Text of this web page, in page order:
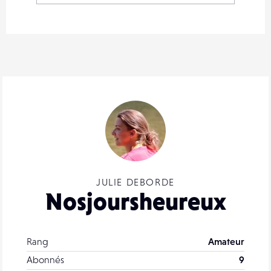
JULIE DEBORDE
Nosjoursheureux
Rang
Amateur
Abonnés
9